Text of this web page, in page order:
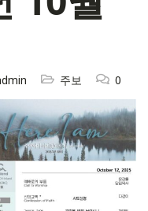
주보 0